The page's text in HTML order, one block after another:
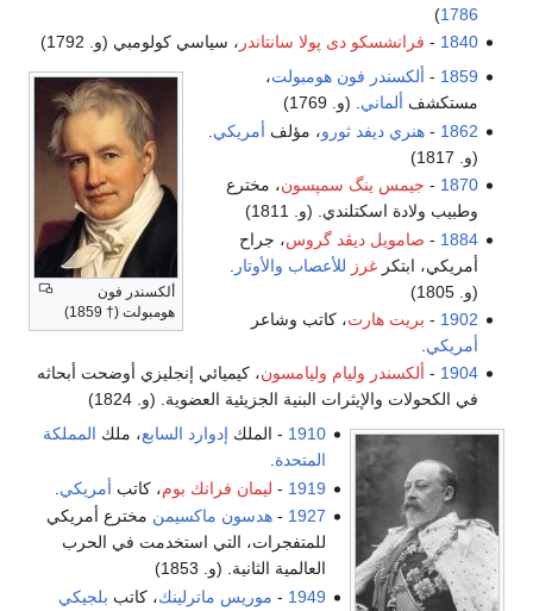
1786
)
1840
- فرانشسكو دى پولا سانتاندر ، سياسي كولومبي (و. 1792)
ألكسندر فون
هومبولت († 1859)
1859
- ألكسندر فون هومبولت،
مستكشف ألماني. (و. 1769)
1862
-هنري ديفد ثورو، مؤلف أمريكي
(و. 1817)
1870
- جيمس ينگ سمپسون، مخترع
وطبيب ولادة اسكتلندي. (و. 1811)
1884
- صامويل ديڤد گروس، جراح
أمريكي، ابتكرغرز للأعصاب والأوتار
(و. 1805)
1902
- بريت هارت، كاتب وشاعر
أمريكي
1904
- ألكسندر وليام وليامسون، كيميائي إنجليزي أوضحت أبحاثه
في الكحولات والإيثرات البنية الجزيئية العضوية. (و. 1824)
1910 - الملك إدوارد السابع، ملك المملكة
المتحدة.
1919
- ليمان فرانك بوم، كاتب أمريكي
1927
- هدسون ماكسيمن مخترع أمريكي
للمتفجرات، التي استخدمت في الحرب
العالمية الثانية. (و. 1853)
1949
- موريس ماترلينك، كاتب بلجيكي